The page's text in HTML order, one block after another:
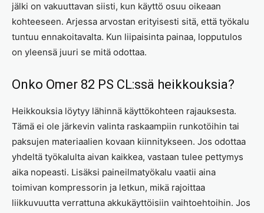
jälki on vakuuttavan siisti, kun käyttö osuu oikeaan
kohteeseen. Arjessa arvostan erityisesti sitä, että työkalu
tuntuu ennakoitavalta. Kun liipaisinta painaa, lopputulos
on yleensä juuri se mitä odottaa.
Onko Omer 82 PS CL:ssä heikkouksia?
Heikkouksia löytyy lähinnä käyttökohteen rajauksesta.
Tämä ei ole järkevin valinta raskaampiin runkotöihin tai
paksujen materiaalien kovaan kiinnitykseen. Jos odottaa
yhdeltä työkalulta aivan kaikkea, vastaan tulee pettymys
aika nopeasti. Lisäksi paineilmatyökalu vaatii aina
toimivan kompressorin ja letkun, mikä rajoittaa
liikkuvuutta verrattuna akkukäyttöisiin vaihtoehtoihin. Jos